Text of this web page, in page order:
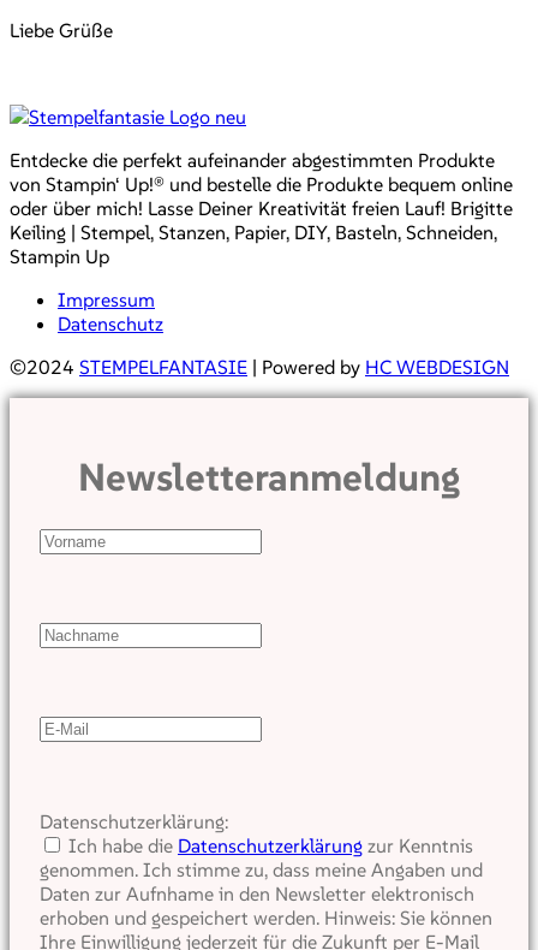
Liebe Grüße
Entdecke die perfekt aufeinander abgestimmten Produkte
von Stampin‘ Up!® und bestelle die Produkte bequem online
oder über mich! Lasse Deiner Kreativität freien Lauf! Brigitte
Keiling | Stempel, Stanzen, Papier, DIY, Basteln, Schneiden,
Stampin Up
Impressum
Datenschutz
©2024 STEMPELFANTASIE | Powered by HC WEBDESIGN
Newsletteranmeldung
Datenschutzerklärung:
Ich habe die Datenschutzerklärung zur Kenntnis
genommen. Ich stimme zu, dass meine Angaben und
Daten zur Aufnhame in den Newsletter elektronisch
erhoben und gespeichert werden. Hinweis: Sie können
Ihre Einwilligung jederzeit für die Zukunft per E-Mail